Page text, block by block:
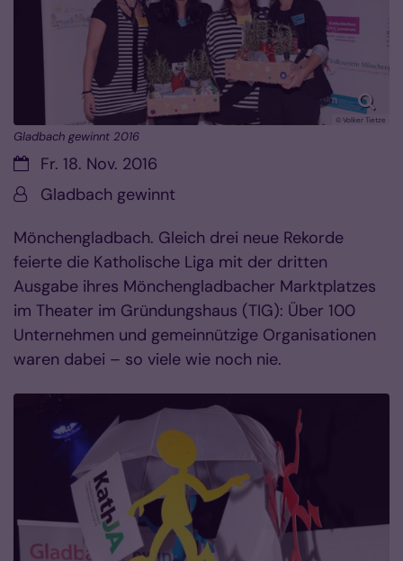
© Volker Tietze
Gladbach gewinnt 2016
Datum:Fr. 18. Nov. 2016
Von:Gladbach gewinnt
Mönchengladbach. Gleich drei neue Rekorde
feierte die Katholische Liga mit der dritten
Ausgabe ihres Mönchengladbacher Marktplatzes
im Theater im Gründungshaus (TIG): Über 100
Unternehmen und gemeinnützige Organisationen
waren dabei – so viele wie noch nie.